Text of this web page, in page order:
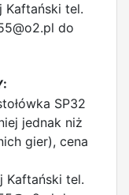
Kaftański tel.
do
SP32
jednak niż
gier), cena
Kaftański tel.